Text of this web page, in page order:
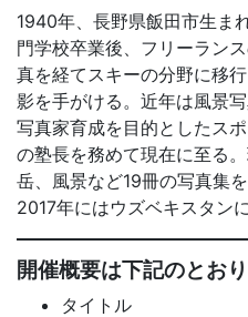
1940年、長野県飯田市生ま
門学校卒業後、フリーラン
真を経てスキーの分野に移
影を手がける。近年は風景
写真家育成を目的としたス
の塾長を務めて現在に至る
岳、風景など19冊の写真集
2017年にはウズベキスタン
開催概要は下記のとおり
タイトル